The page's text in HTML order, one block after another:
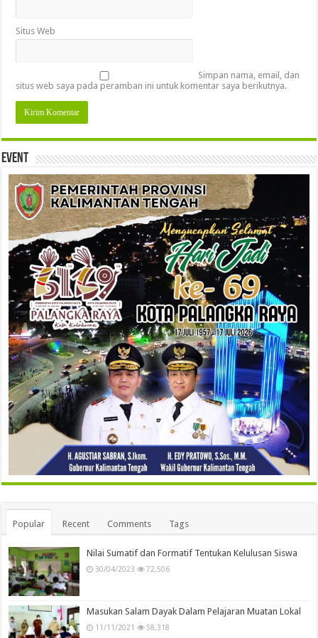
Situs Web
Simpan nama, email, dan
situs web saya pada peramban ini untuk komentar saya berikutnya.
Event
Popular Recent Comments Tags
Nilai Sumatif dan Formatif Tentukan Kelulusan Siswa
30/04/2023 72,506
Masukan Salam Dayak Dalam Pelajaran Muatan Lokal
11/11/2021 58,318